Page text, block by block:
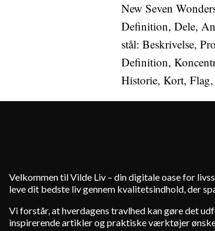
New Seven
Definition, Dele,
stål: Beskrivelse,
Definition,
Historie, Kort,
Velkommen til Vilde Liv – din digitale oase for
leve dit bedste liv gennem kvalitetsindhold, der
Vi forstår, at hverdagens travlhed kan gøre det
inspirerende artikler og praktiske værktøjer